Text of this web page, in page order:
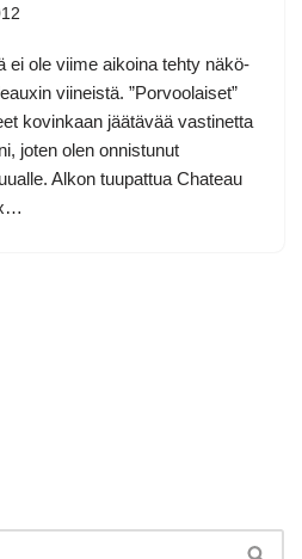
ei ole viime aikoina tehty näkö-
viineistä. ”Porvoolaiset”
kovinkaan jäätävää vastinetta
joten olen onnistunut
Alkon tuupattua Chateau